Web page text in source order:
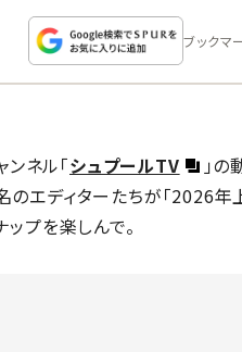
ブックマ
ネル「シュプールTV
」の
エディターたちが「2026年
プを楽しんで。